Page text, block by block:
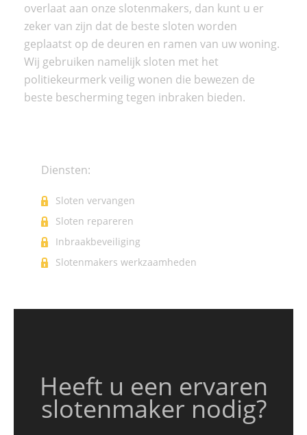
overlaat aan onze slotenmakers, dan kunt u er
zeker van zijn dat de beste sloten worden
geplaatst op de deuren en ramen van uw woning.
Wij gebruiken namelijk sloten met het
politiekeurmerk veilig wonen die bewezen de
beste bescherming tegen inbraken bieden.
Diensten:
Sloten vervangen
Sloten repareren
Inbraakbeveiliging
Slotenmakers werkzaamheden
Heeft u een ervaren
slotenmaker nodig?